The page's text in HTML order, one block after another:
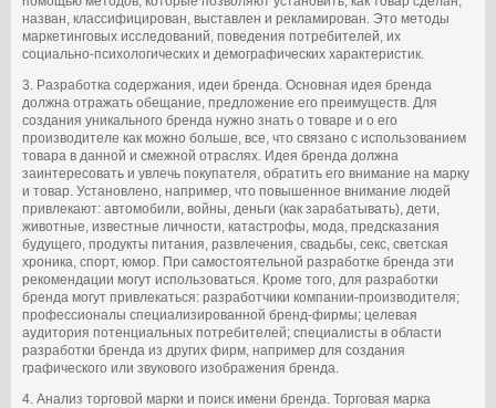
назван, классифицирован, выставлен и рекламирован. Это методы
маркетинговых исследований, поведения потребителей, их
социально-психологических и демографических характеристик.
3. Разработка содержания, идеи бренда. Основная идея бренда
должна отражать обещание, предложение его преимуществ. Для
создания уникального бренда нужно знать о товаре и о его
производителе как можно больше, все, что связано с использованием
товара в данной и смежной отраслях. Идея бренда должна
заинтересовать и увлечь покупателя, обратить его внимание на марку
и товар. Установлено, например, что повышенное внимание людей
привлекают: автомобили, войны, деньги (как зарабатывать), дети,
животные, известные личности, катастрофы, мода, предсказания
будущего, продукты питания, развлечения, свадьбы, секс, светская
хроника, спорт, юмор. При самостоятельной разработке бренда эти
рекомендации могут использоваться. Кроме того, для разработки
бренда могут привлекаться: разработчики компании-производителя;
профессионалы специализированной бренд-фирмы; целевая
аудитория потенциальных потребителей; специалисты в области
разработки бренда из других фирм, например для создания
графического или звукового изображения бренда.
4. Анализ торговой марки и поиск имени бренда. Торговая марка